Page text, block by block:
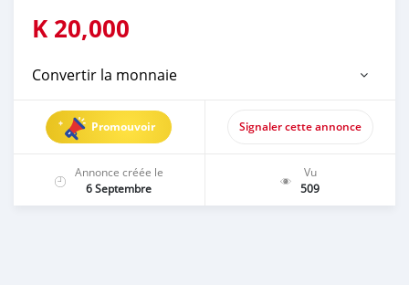
K 20,000
Convertir la monnaie
Promouvoir Signaler cette annonce
Annonce créée le
6 Septembre
Vu
509